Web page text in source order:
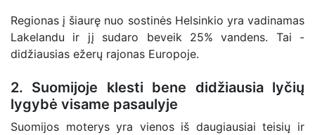
Regionas į šiaurę nuo sostinės Helsinkio yra vadinamas
Lakelandu ir jį sudaro beveik 25% vandens. Tai -
didžiausias ežerų rajonas Europoje.
2. Suomijoje klesti bene didžiausia lyčių
lygybė visame pasaulyje
Suomijos moterys yra vienos iš daugiausiai teisių ir